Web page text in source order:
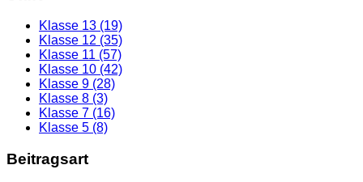
Klasse 13 (19)
Klasse 12 (35)
Klasse 11 (57)
Klasse 10 (42)
Klasse 9 (28)
Klasse 8 (3)
Klasse 7 (16)
Klasse 5 (8)
Beitragsart